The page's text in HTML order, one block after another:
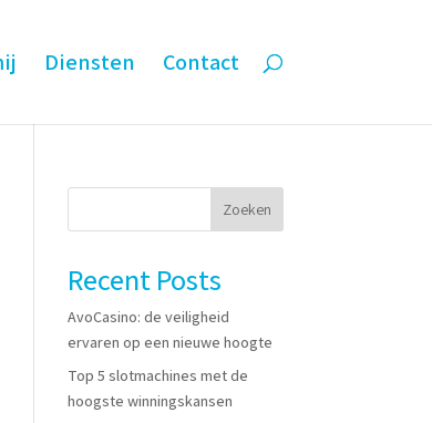
Diensten Contact
Zoeken
Recent Posts
AvoCasino: de veiligheid
ervaren op een nieuwe hoogte
Top 5 slotmachines met de
hoogste winningskansen